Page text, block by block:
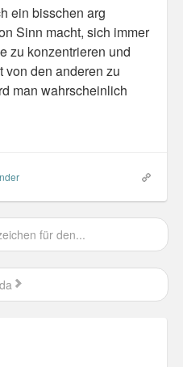
ein bisschen arg
Sinn macht, sich immer
zu konzentrieren und
den anderen zu
man wahrscheinlich
für den...